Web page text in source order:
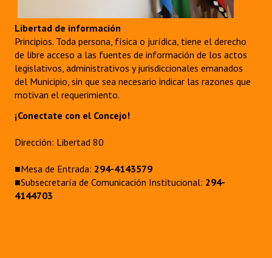
Libertad de información
Principios. Toda persona, física o jurídica, tiene el derecho
de libre acceso a las fuentes de información de los actos
legislativos, administrativos y jurisdiccionales emanados
del Municipio, sin que sea necesario indicar las razones que
motivan el requerimiento.
¡Conectate con el Concejo!
Dirección: Libertad 80
■Mesa de Entrada: 294-4143579
■Subsecretaría de Comunicación Institucional: 294-
4144703